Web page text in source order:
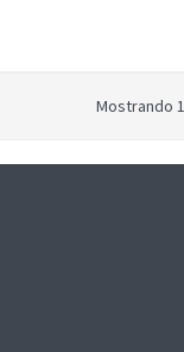
Mostrando